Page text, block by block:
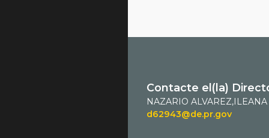
Contacte el(la)
NAZARIO ALVAREZ,ILEANA
d62943@de.pr.gov